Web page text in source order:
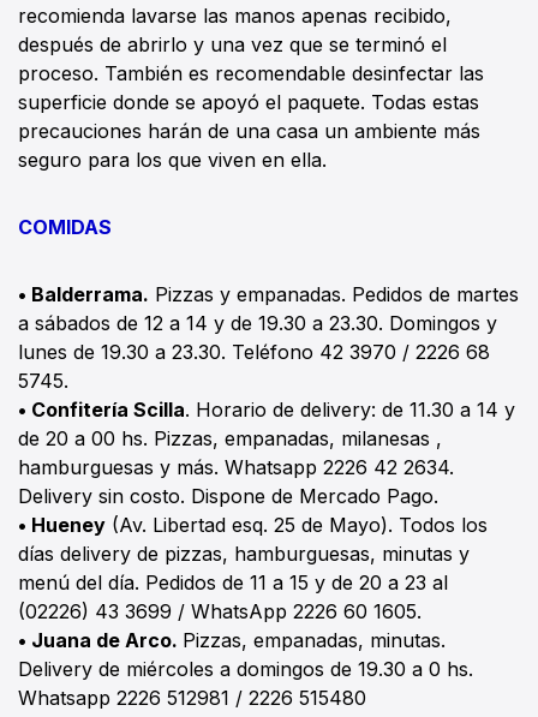
recomienda lavarse las manos apenas recibido,
después de abrirlo y una vez que se terminó el
proceso. También es recomendable desinfectar las
superficie donde se apoyó el paquete. Todas estas
precauciones harán de una casa un ambiente más
seguro para los que viven en ella.
COMIDAS
• Balderrama. Pizzas y empanadas. Pedidos de martes
a sábados de 12 a 14 y de 19.30 a 23.30. Domingos y
lunes de 19.30 a 23.30. Teléfono 42 3970 / 2226 68
5745.
• Confitería Scilla. Horario de delivery: de 11.30 a 14 y
de 20 a 00 hs. Pizzas, empanadas, milanesas ,
hamburguesas y más. Whatsapp 2226 42 2634.
Delivery sin costo. Dispone de Mercado Pago.
• Hueney (Av. Libertad esq. 25 de Mayo). Todos los
días delivery de pizzas, hamburguesas, minutas y
menú del día. Pedidos de 11 a 15 y de 20 a 23 al
(02226) 43 3699 / WhatsApp 2226 60 1605.
• Juana de Arco. Pizzas, empanadas, minutas.
Delivery de miércoles a domingos de 19.30 a 0 hs.
Whatsapp 2226 512981 / 2226 515480